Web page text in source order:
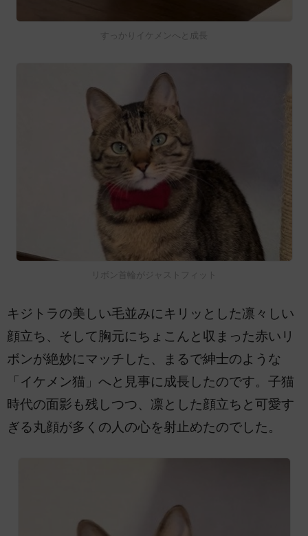
すっかりイケメンへと成長
リボン首輪がジャストフィット
キジトラの美しい毛並みにキリッとした凛々しい
顔立ち、そして胸元にちょこんと収まった赤いリ
ボンが絶妙にマッチした、まるで紳士のような
「イケメン猫」へと見事に成長したのです。子猫
時代の面影も残しつつ、凛とした顔立ちと可愛す
ぎる丸顔が多くの人の心を射止めたのでした。